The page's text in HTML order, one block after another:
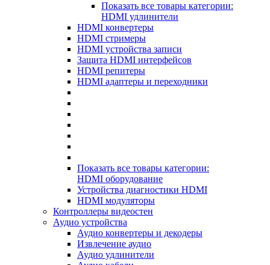
Показать все товары категории:
HDMI удлинители
HDMI конвертеры
HDMI стримеры
HDMI устройства записи
Защита HDMI интерфейсов
HDMI репитеры
HDMI адаптеры и переходники
Показать все товары категории:
HDMI оборудование
Устройства диагностики HDMI
HDMI модуляторы
Контроллеры видеостен
Аудио устройства
Аудио конвертеры и декодеры
Извлечение аудио
Аудио удлинители